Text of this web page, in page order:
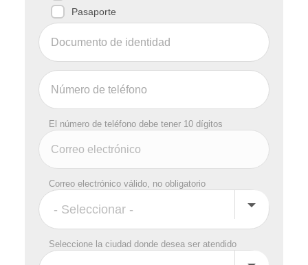
Pasaporte
El número de teléfono debe tener 10 dígitos
Correo electrónico válido, no obligatorio
Seleccione la ciudad donde desea ser atendido